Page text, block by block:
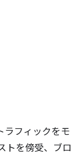
ラフィックをモ
トを傍受、ブロ